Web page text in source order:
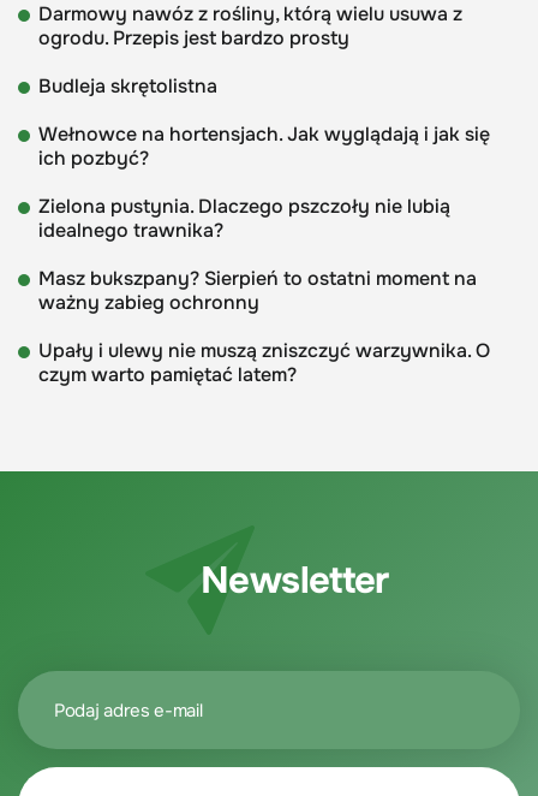
Darmowy nawóz z rośliny, którą wielu usuwa z
ogrodu. Przepis jest bardzo prosty
Budleja skrętolistna
Wełnowce na hortensjach. Jak wyglądają i jak się
ich pozbyć?
Zielona pustynia. Dlaczego pszczoły nie lubią
idealnego trawnika?
Masz bukszpany? Sierpień to ostatni moment na
ważny zabieg ochronny
Upały i ulewy nie muszą zniszczyć warzywnika. O
czym warto pamiętać latem?
Newsletter